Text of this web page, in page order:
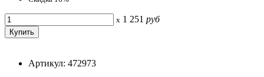
x 1 251 руб
Артикул: 472973